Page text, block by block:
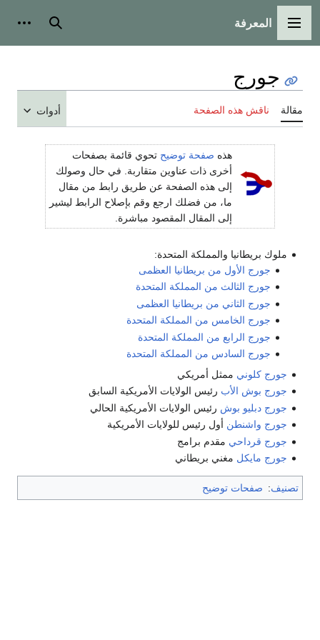
القائمة الرئيسية
المعرفة بحث
جورج
مقالة ناقش هذه الصفحة أدوات
هذه صفحة توضيح تحوي قائمة بصفحات
أخرى ذات عناوين متقاربة. في حال وصولك
إلى هذه الصفحة عن طريق رابط من مقال
ما، من فضلك ارجع وقم بإصلاح الرابط ليشير
إلى المقال المقصود مباشرة.
ملوك بريطانيا والمملكة المتحدة:
جورج الأول من بريطانيا العظمى
جورج الثالث من المملكة المتحدة
جورج الثاني من بريطانيا العظمى
جورج الخامس من المملكة المتحدة
جورج الرابع من المملكة المتحدة
جورج السادس من المملكة المتحدة
جورج كلوني ممثل أمريكي
جورج بوش الأب رئيس الولايات الأمريكية السابق
جورج دبليو بوش رئيس الولايات الأمريكية الحالي
جورج واشنطن أول رئيس للولايات الأمريكية
جورج قرداحي مقدم برامج
جورج مايكل مغني بريطاني
تصنيف: صفحات توضيح